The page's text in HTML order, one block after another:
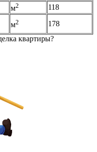
м2
118
м2
178
квартиры?